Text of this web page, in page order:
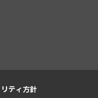
ティ方針